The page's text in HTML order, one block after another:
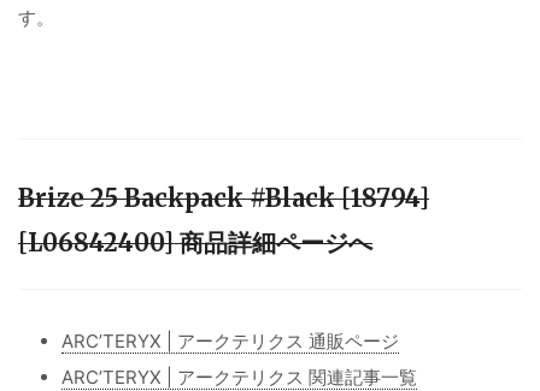
す。
Brize 25 Backpack #Black [18794]
[L06842400] 商品詳細ページへ
ARC’TERYX | アークテリクス 通販ページ
ARC’TERYX | アークテリクス 関連記事一覧